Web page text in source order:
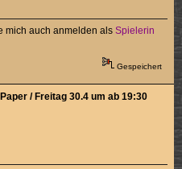
mich auch anmelden alsSpielerin
Gespeichert
/ Freitag 30.4 um ab 19:30